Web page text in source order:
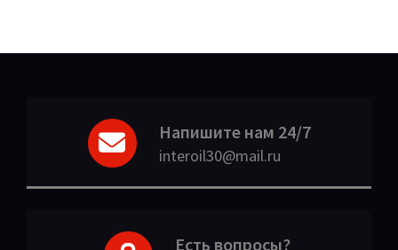
Напишите нам 24/7
interoil30@mail.ru
Есть вопросы?